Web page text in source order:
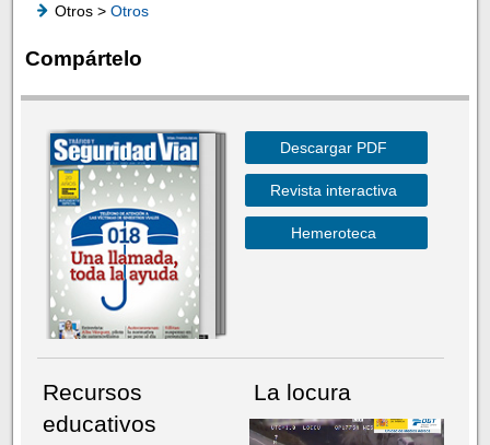
Otros > Otros
Compártelo
Descargar PDF
Revista interactiva
Hemeroteca
Recursos
educativos
La locura